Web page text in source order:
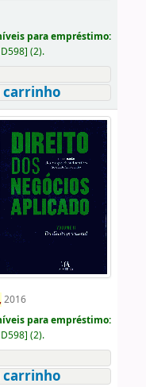
para empréstimo:
] (2).
carrinho
2016
para empréstimo:
] (2).
carrinho